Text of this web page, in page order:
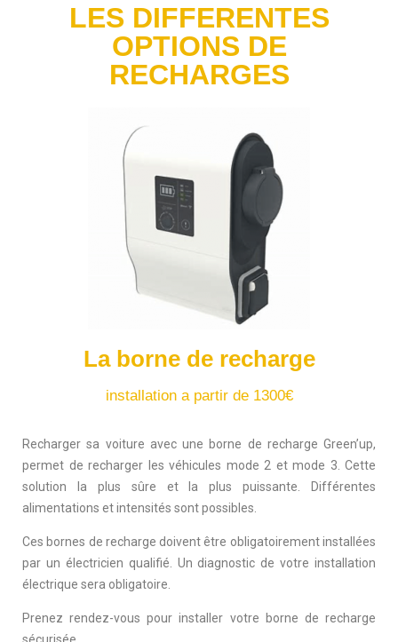
LES DIFFERENTES
OPTIONS DE
RECHARGES
La borne de recharge
installation a partir de 1300€
Recharger sa voiture avec une borne de recharge Green’up,
permet de recharger les véhicules mode 2 et mode 3. Cette
solution la plus sûre et la plus puissante . Différentes
alimentations et intensités sont possibles.
Ces bornes de recharge doivent être obligatoirement installées
par un électricien qualifié. Un diagnostic de votre installation
électrique sera obligatoire.
Prenez rendez-vous pour installer votre borne de recharge